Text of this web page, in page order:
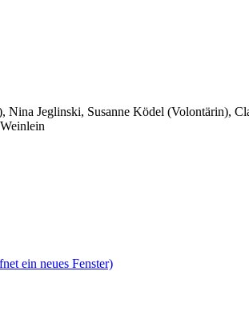
Nina Jeglinski, Susanne Ködel (Volontärin),
ein neues Fenster)